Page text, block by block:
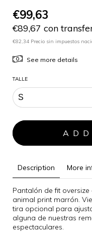
€99,63
€89,67 con
€82,34 Precio sin impuestos
See more details
TALLE
Description More
Pantalón de fit
animal print marrón.
tira opcional para
alguna de nuestras
espectaculares.